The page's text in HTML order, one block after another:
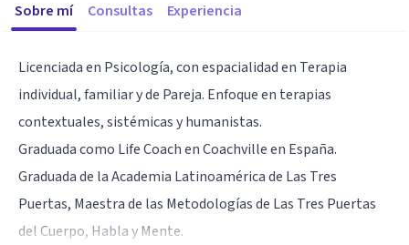
Sobre mí Consultas Experiencia
Licenciada en Psicología, con espacialidad en Terapia
individual, familiar y de Pareja. Enfoque en terapias
contextuales, sistémicas y humanistas.
Graduada como Life Coach en Coachville en España.
Graduada de la Academia Latinoamérica de Las Tres
Puertas, Maestra de las Metodologías de Las Tres Puertas
del Cuerpo, Habla y Mente.